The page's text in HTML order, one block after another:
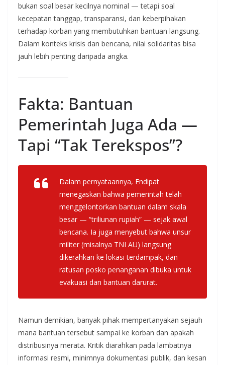
bukan soal besar kecilnya nominal — tetapi soal
kecepatan tanggap, transparansi, dan keberpihakan
terhadap korban yang membutuhkan bantuan langsung.
Dalam konteks krisis dan bencana, nilai solidaritas bisa
jauh lebih penting daripada angka.
Fakta: Bantuan
Pemerintah Juga Ada —
Tapi “Tak Terekspos”?
Dalam pernyataannya, Endipat
menegaskan bahwa pemerintah telah
menggelontorkan bantuan dalam skala
besar — “triliunan rupiah” — sejak awal
bencana. Ia juga menyebut bahwa unsur
militer (misalnya TNI AU) langsung
dikerahkan ke lokasi terdampak, dan
ratusan posko penanganan dibuka untuk
evakuasi dan bantuan darurat.
Namun demikian, banyak pihak mempertanyakan sejauh
mana bantuan tersebut sampai ke korban dan apakah
distribusinya merata. Kritik diarahkan pada lambatnya
informasi resmi, minimnya dokumentasi publik, dan kesan